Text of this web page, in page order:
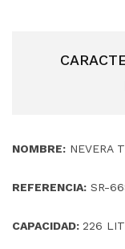
NOMBRE: NEVERA
REFERENCIA: SR-
CAPACIDAD: 226